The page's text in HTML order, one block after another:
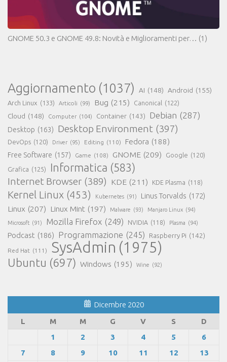
GNOME 50.3 e GNOME 49.8: Novità e Miglioramenti per… (1)
Aggiornamento (1037) AI (148) Android (155)
Arch Linux (133) Articoli (99) Bug (215) Canonical (122)
Cloud (148) Computer (104) Container (143) Debian (287)
Desktop (163) Desktop Environment (397)
DevOps (120) Driver (95) Editing (110) Fedora (188)
Free Software (157) Game (108) GNOME (209) Google (120)
Grafica (125) Informatica (583)
Internet Browser (389) KDE (211) KDE Plasma (118)
Kernel Linux (453) Kubernetes (91) Linus Torvalds (172)
Linux (207) Linux Mint (197) Malware (93) Manjaro Linux (94)
Microsoft (91) Mozilla Firefox (249) NVIDIA (118) Plasma (94)
Podcast (186) Programmazione (245) Raspberry Pi (142)
Red Hat (111) SysAdmin (1975)
Ubuntu (697) Windows (195) Wine (92)
Dicembre 2020
L
M M G V S
D
1
2 3 4 5
6
7
8 9 10 11 12
13